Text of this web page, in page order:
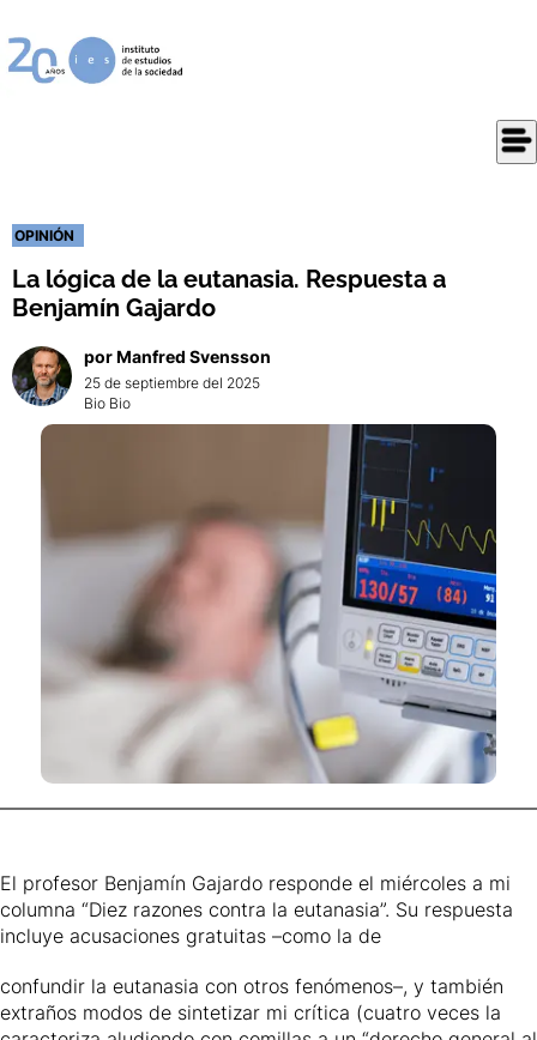
OPINIÓN
La lógica de la eutanasia. Respuesta a
Benjamín Gajardo
porManfred Svensson
25 de septiembre del 2025
Bio Bio
El profesor Benjamín Gajardo responde el miércoles a mi
columna “Diez razones contra la eutanasia”. Su respuesta
incluye acusaciones gratuitas –como la de
confundir la eutanasia con otros fenómenos–, y también
extraños modos de sintetizar mi crítica (cuatro veces la